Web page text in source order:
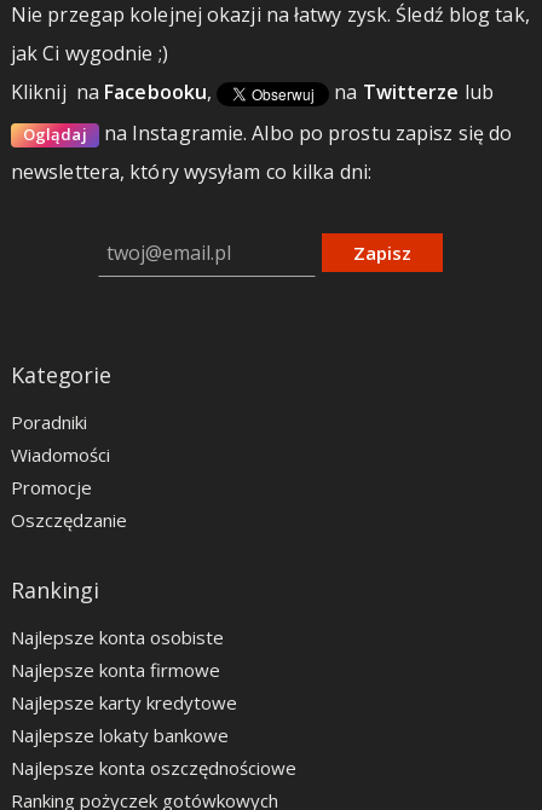
Nie przegap kolejnej okazji na łatwy zysk. Śledź blog tak,
jak Ci wygodnie ;)
Kliknij na Facebooku, na Twitterze lub
Oglądaj na Instagramie.Albo po prostu zapisz się do
newslettera, który wysyłam co kilka dni:
Zapisz
Kategorie
Poradniki
Wiadomości
Promocje
Oszczędzanie
Rankingi
Najlepsze konta osobiste
Najlepsze konta firmowe
Najlepsze karty kredytowe
Najlepsze lokaty bankowe
Najlepsze konta oszczędnościowe
Ranking pożyczek gotówkowych